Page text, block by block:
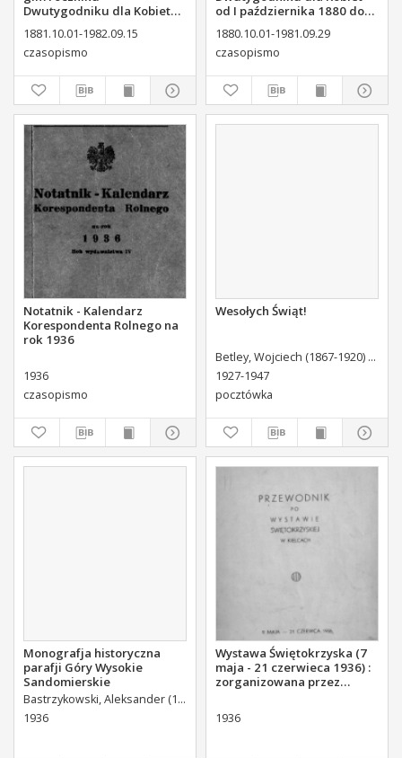
Dwutygodniku dla Kobiet
15. września 1882
1881.10.01-1982.09.15
czasopismo
od I października 1880 do
1880.10.01-1981.09.29
czasopismo
Notatnik - Kalendarz
Korespondenta Rolnego na
rok 1936
1936
czasopismo
Wesołych Świąt!
Betley, Wojciech (1867-1920) Autor wzoru
1927-1947
pocztówka
Monografja historyczna
parafji Góry Wysokie
Sandomierskie
Bastrzykowski, Aleksander (1879-1958).
1936
Wystawa Świętokrzyska (7
maja - 21 czerwieca 1936) :
zorganizowana przez
Krajoznawcze w dziesiątą
rocznicę zgonu Stefana
1936